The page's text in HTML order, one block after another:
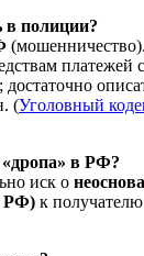
в полиции?
платежей
; достаточно
(Уголовный
в РФ?
иск о
РФ) к